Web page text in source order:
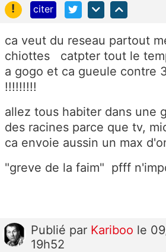
!
citer
ca veut du reseau partout
chiottes catpter tout le
a gogo et ca gueule contre
!!!!!!!!!
allez tous habiter dans une
des racines parce que tv,
ca envoie aussin un max
"greve de la faim" pfff
Publié par Kariboo le
19h52